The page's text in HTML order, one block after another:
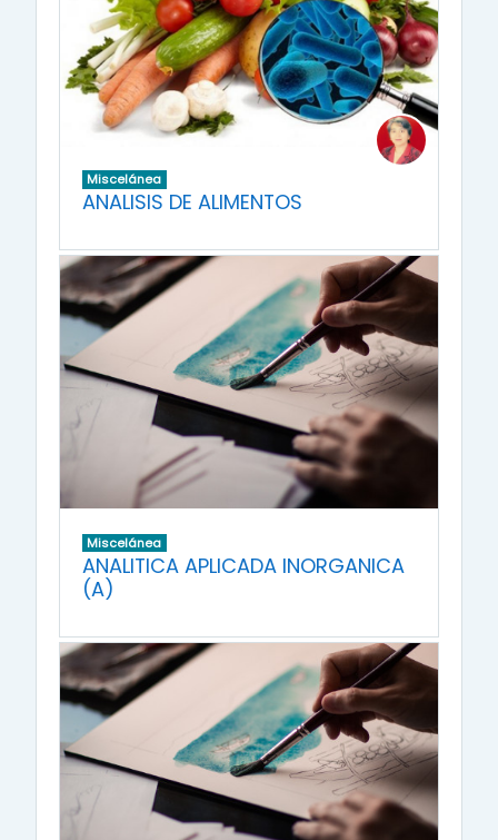
Miscelánea
ANALISIS DE ALIMENTOS
Miscelánea
ANALITICA APLICADA INORGANICA
(A)